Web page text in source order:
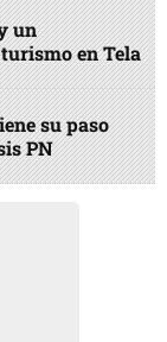
un
en Tela
su paso
PN